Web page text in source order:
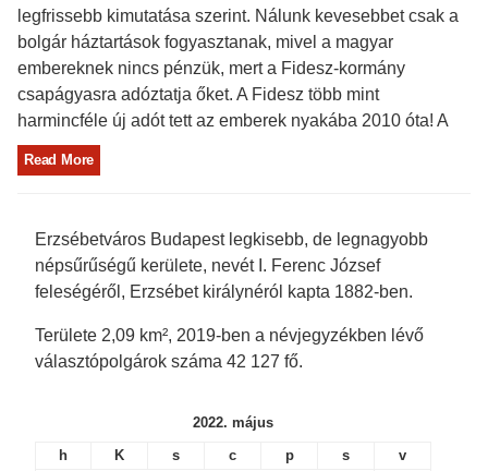
legfrissebb kimutatása szerint. Nálunk kevesebbet csak a
bolgár háztartások fogyasztanak, mivel a magyar
embereknek nincs pénzük, mert a Fidesz-kormány
csapágyasra adóztatja őket. A Fidesz több mint
harmincféle új adót tett az emberek nyakába 2010 óta! A
Read More
Erzsébetváros Budapest legkisebb, de legnagyobb
népsűrűségű kerülete, nevét I. Ferenc József
feleségéről, Erzsébet királynéról kapta 1882-ben.
Területe 2,09 km², 2019-ben a névjegyzékben lévő
választópolgárok száma 42 127 fő.
2022. május
h
K s c p s
v